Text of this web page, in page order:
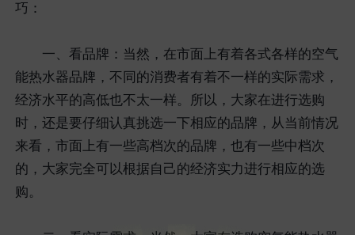
巧：
一、看品牌：当然，在市面上有着各式各样的空气
能热水器品牌，不同的消费者有着不一样的实际需求，
经济水平的高低也不太一样。所以，大家在进行选购
时，还是要仔细认真挑选一下相应的品牌，从当前情况
来看，市面上有一些高档次的品牌，也有一些中档次
的，大家完全可以根据自己的经济实力进行相应的选
购。